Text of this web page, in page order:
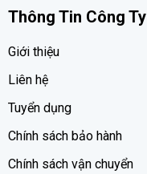
Thông Tin Công Ty
Giới thiệu
Liên hệ
Tuyển dụng
Chính sách bảo hành
Chính sách vận chuyển